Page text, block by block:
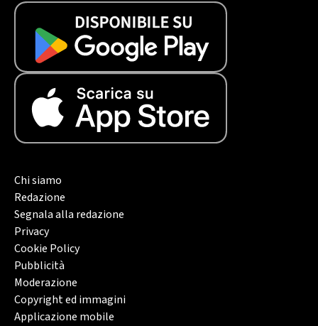
Chi siamo
Redazione
Segnala alla redazione
Privacy
Cookie Policy
Pubblicità
Moderazione
Copyright ed immagini
Applicazione mobile